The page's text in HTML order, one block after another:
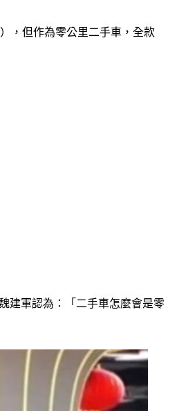
，但作為零公里二手車，全款
建軍認為：「二手車怎麼會是零